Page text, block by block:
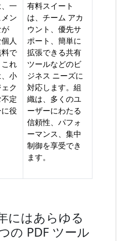
一
ン
人
で
れ
小
ク
定
役
有料スイート
は、チーム アカ
ウント、優先サ
ポート、簡単に
拡張できる共有
ツールなどのビ
ジネス ニーズに
対応します。組
織は、多くのユ
ーザーにわたる
信頼性、パフォ
ーマンス、集中
制御を享受でき
ます。
にはあらゆる
の PDF ツール